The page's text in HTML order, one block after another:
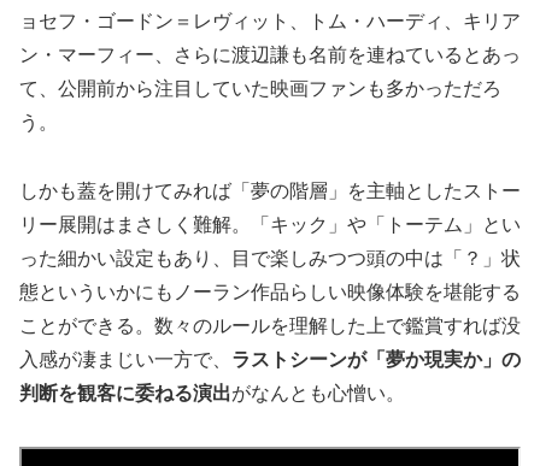
ョセフ・ゴードン＝レヴィット、トム・ハーディ、キリア
ン・マーフィー、さらに渡辺謙も名前を連ねているとあっ
て、公開前から注目していた映画ファンも多かっただろ
う。
しかも蓋を開けてみれば「夢の階層」を主軸としたストー
リー展開はまさしく難解。「キック」や「トーテム」とい
った細かい設定もあり、目で楽しみつつ頭の中は「？」状
態といういかにもノーラン作品らしい映像体験を堪能する
ことができる。数々のルールを理解した上で鑑賞すれば没
入感が凄まじい一方で、 ラストシーンが「夢か現実か」の
判断を観客に委ねる演出がなんとも心憎い。